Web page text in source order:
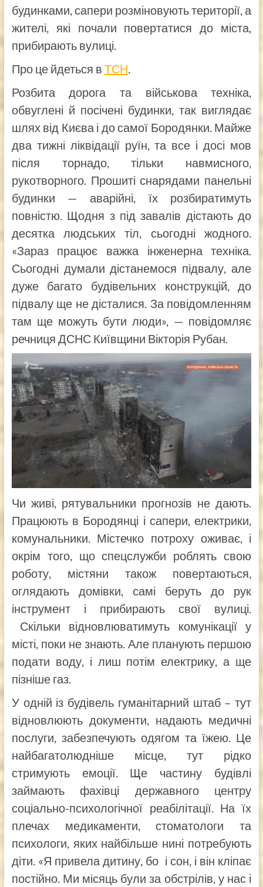
будинками, сапери розміновують території, а
жителі, які почали повертатися до міста,
прибирають вулиці.
Про це йдеться в ТСН.
Розбита дорога та військова техніка,
обвуглені й посічені будинки, так виглядає
шлях від Києва і до самої Бородянки. Майже
два тижні ліквідації руїн, та все і досі мов
після торнадо, тільки навмисного,
рукотворного. Прошиті снарядами панельні
будинки — аварійні, їх розбиратимуть
повністю. Щодня з під завалів дістають до
десятка людських тіл, сьогодні жодного.
«Зараз працює важка інженерна техніка.
Сьогодні думали дістанемося підвалу, але
дуже багато будівельних конструкцій, до
підвалу ще не дісталися. За повідомленням
там ще можуть бути люди», — повідомляє
речниця ДСНС Київщини Вікторія Рубан.
Чи живі, рятувальники прогнозів не дають.
Працюють в Бородянці і сапери, електрики,
комунальники. Містечко потроху оживає, і
окрім того, що спецслужби роблять свою
роботу, містяни також повертаються,
оглядають домівки, самі беруть до рук
інструмент і прибирають свої вулиці.
Скільки відновлюватимуть комунікації у
місті, поки не знають. Але планують першою
подати воду, і лиш потім електрику, а ще
пізніше газ.
У одній із будівель гуманітарний штаб – тут
відновлюють документи, надають медичні
послуги, забезпечують одягом та їжею. Це
найбагатолюдніше місце, тут рідко
стримують емоції. Ще частину будівлі
займають фахівці державного центру
соціально-психологічної реабілітації. На їх
плечах медикаменти, стоматологи та
психологи, яких найбільше нині потребують
діти. «Я привела дитину, бо і сон, і він кліпає
постійно. Ми місяць були за обстрілів, у нас і